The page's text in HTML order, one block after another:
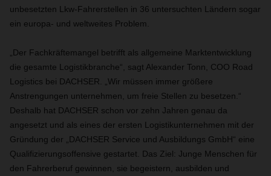
unbesetzten Lkw-Fahrerstellen in 36 untersuchten Ländern sogar
ein europa- und weltweites Problem.
„Der Fachkräftemangel betrifft als allgemeine Marktentwicklung
die gesamte Logistikbranche“, sagt Alexander Tonn, COO Road
Logistics bei DACHSER. „Wir müssen immer größere
Anstrengungen unternehmen, um freie Stellen zu besetzen.“
Deshalb hat DACHSER schon vor zehn Jahren genau da
angesetzt und als eines der ersten Logistikunternehmen mit der
Gründung der „DACHSER Service und Ausbildungs GmbH“ eine
Qualifizierungsoffensive gestartet. Das Ziel: Junge Menschen für
den Fahrerberuf gewinnen, sie begeistern, ausbilden und